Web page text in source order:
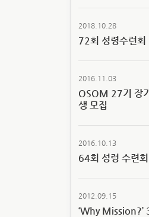
2018.10.28
72회 성령수련회
2016.11.03
OSOM 27기 장
생 모집
2016.10.13
64회 성령 수련회
2012.09.15
‘Why Mission?’